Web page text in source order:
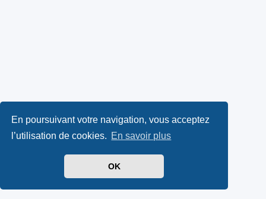
En poursuivant votre navigation, vous acceptez
l’utilisation de cookies. En savoir plus
OK